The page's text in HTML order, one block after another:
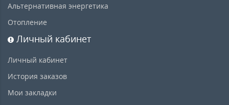
Альтернативная энергетика
Отопление
Личный кабинет
Личный кабинет
История заказов
Мои закладки